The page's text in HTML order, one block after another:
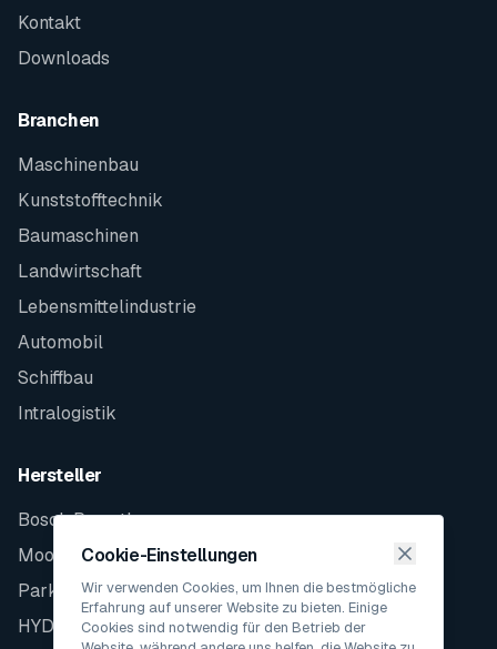
Kontakt
Downloads
Branchen
Maschinenbau
Kunststofftechnik
Baumaschinen
Landwirtschaft
Lebensmittelindustrie
Automobil
Schiffbau
Intralogistik
Hersteller
Bosch Rexroth
Moog
Parker
HYDAC
Cookie-Einstellungen
Wir verwenden Cookies, um Ihnen die bestmögliche
Erfahrung auf unserer Website zu bieten. Einige
Cookies sind notwendig für den Betrieb der